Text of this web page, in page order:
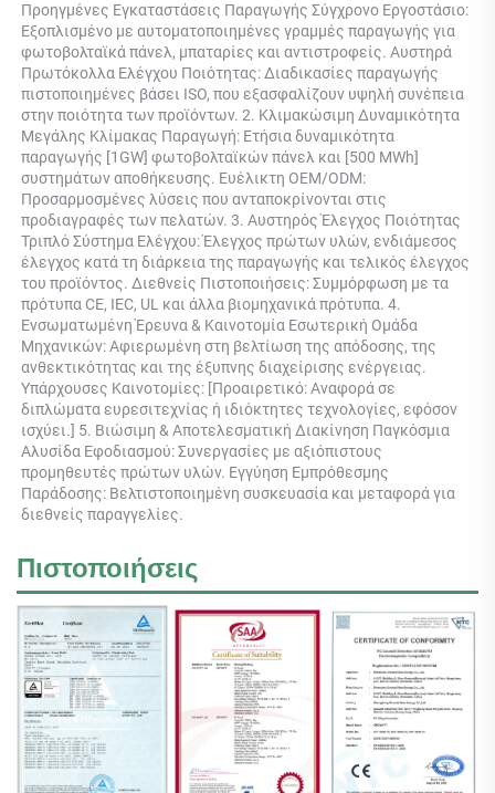
Προηγμένες Εγκαταστάσεις Παραγωγής Σύγχρονο Εργοστάσιο:
Εξοπλισμένο με αυτοματοποιημένες γραμμές παραγωγής για
φωτοβολταϊκά πάνελ, μπαταρίες και αντιστροφείς. Αυστηρά
Πρωτόκολλα Ελέγχου Ποιότητας: Διαδικασίες παραγωγής
πιστοποιημένες βάσει ISO, που εξασφαλίζουν υψηλή συνέπεια
στην ποιότητα των προϊόντων. 2. Κλιμακώσιμη Δυναμικότητα
Μεγάλης Κλίμακας Παραγωγή: Ετήσια δυναμικότητα
παραγωγής [1GW] φωτοβολταϊκών πάνελ και [500 MWh]
συστημάτων αποθήκευσης. Ευέλικτη OEM/ODM:
Προσαρμοσμένες λύσεις που ανταποκρίνονται στις
προδιαγραφές των πελατών. 3. Αυστηρός Έλεγχος Ποιότητας
Τριπλό Σύστημα Ελέγχου: Έλεγχος πρώτων υλών, ενδιάμεσος
έλεγχος κατά τη διάρκεια της παραγωγής και τελικός έλεγχος
του προϊόντος. Διεθνείς Πιστοποιήσεις: Συμμόρφωση με τα
πρότυπα CE, IEC, UL και άλλα βιομηχανικά πρότυπα. 4.
Ενσωματωμένη Έρευνα & Καινοτομία Εσωτερική Ομάδα
Μηχανικών: Αφιερωμένη στη βελτίωση της απόδοσης, της
ανθεκτικότητας και της έξυπνης διαχείρισης ενέργειας.
Υπάρχουσες Καινοτομίες: [Προαιρετικό: Αναφορά σε
διπλώματα ευρεσιτεχνίας ή ιδιόκτητες τεχνολογίες, εφόσον
ισχύει.] 5. Βιώσιμη & Αποτελεσματική Διακίνηση Παγκόσμια
Αλυσίδα Εφοδιασμού: Συνεργασίες με αξιόπιστους
προμηθευτές πρώτων υλών. Εγγύηση Εμπρόθεσμης
Παράδοσης: Βελτιστοποιημένη συσκευασία και μεταφορά για
διεθνείς παραγγελίες.
Πιστοποιήσεις